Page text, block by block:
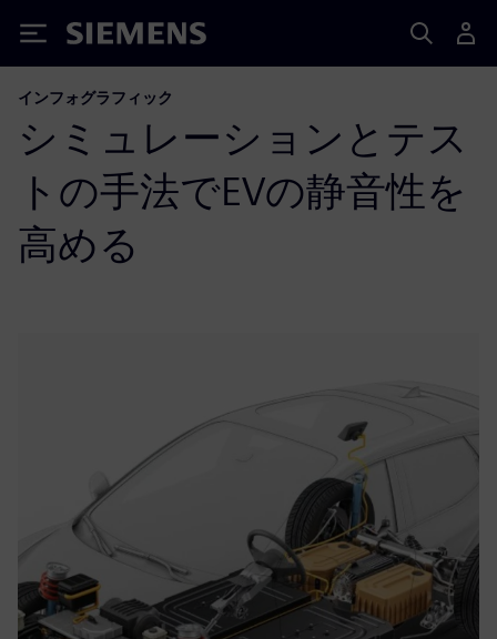
Siemens
インフォグラフィック
シミュレーションとテス
トの手法でEVの静音性を
高める